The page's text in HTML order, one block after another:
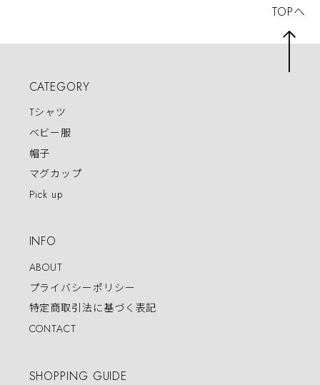
CATEGORY
Tシャツ
ベビー服
帽子
マグカップ
Pick up
INFO
ABOUT
プライバシーポリシー
特定商取引法に基づく表記
CONTACT
SHOPPING GUIDE
TOPへ